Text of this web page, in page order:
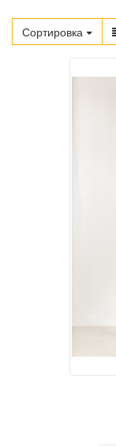
Сортировка